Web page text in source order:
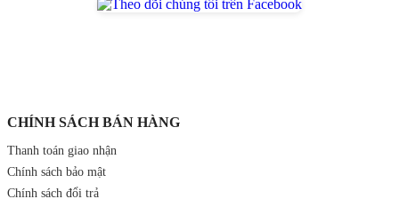
CHÍNH SÁCH BÁN HÀNG
Thanh toán giao nhận
Chính sách bảo mật
Chính sách đổi trả